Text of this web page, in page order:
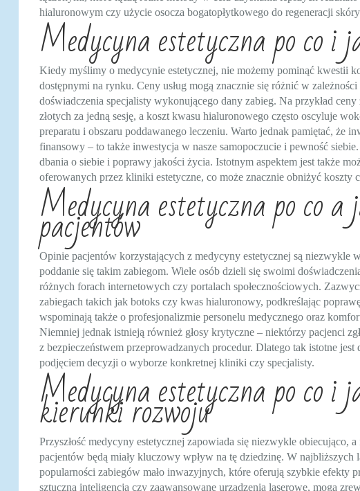
hialuronowym czy użycie osocza bogatopłytkowego do regeneracji
Medycyna estetyczna po co i
Kiedy myślimy o medycynie estetycznej, nie możemy pominąć kwestii
dostępnymi na rynku. Ceny usług mogą znacznie się różnić w
doświadczenia specjalisty wykonującego dany zabieg. Na przykład
złotych za jedną sesję, a koszt kwasu hialuronowego często oscyluje
preparatu i obszaru poddawanego leczeniu. Warto jednak pamiętać, że
finansowy – to także inwestycja w nasze samopoczucie i pewność
dbania o siebie i poprawy jakości życia. Istotnym aspektem jest także
oferowanych przez kliniki estetyczne, co może znacznie obniżyć koszty
Medycyna estetyczna po co a
pacjentów
Opinie pacjentów korzystających z medycyny estetycznej są niezwykle
poddanie się takim zabiegom. Wiele osób dzieli się swoimi
różnych forach internetowych czy portalach społecznościowych.
zabiegach takich jak botoks czy kwas hialuronowy, podkreślając
wspominają także o profesjonalizmie personelu medycznego oraz
Niemniej jednak istnieją również głosy krytyczne – niektórzy pacjenci
z bezpieczeństwem przeprowadzanych procedur. Dlatego tak istotne
podjęciem decyzji o wyborze konkretnej kliniki czy specjalisty.
Medycyna estetyczna po co i
kierunki rozwoju
Przyszłość medycyny estetycznej zapowiada się niezwykle obiecująco,
pacjentów będą miały kluczowy wpływ na tę dziedzinę. W najbliższych
popularności zabiegów mało inwazyjnych, które oferują szybkie
sztuczna inteligencja czy zaawansowane urządzenia laserowe, mogą